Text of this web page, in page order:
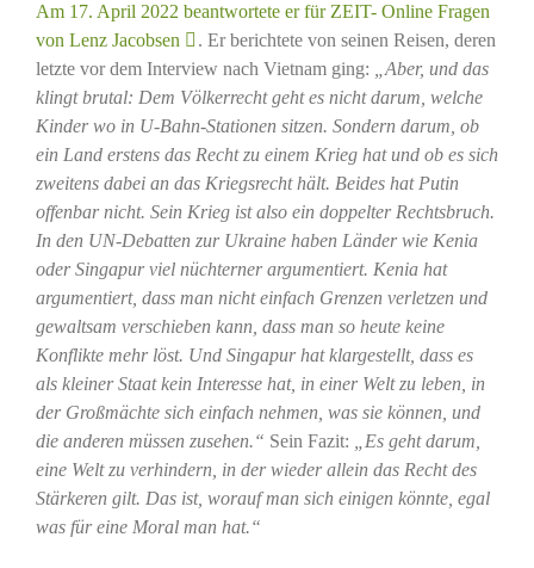
Am 17. April 2022 beantwortete er für ZEIT- Online Fragen
von Lenz Jacobsen
. Er berichtete von seinen Reisen, deren
letzte vor dem Interview nach Vietnam ging: „Aber, und das
klingt brutal: Dem Völkerrecht geht es nicht darum, welche
Kinder wo in U-Bahn-Stationen sitzen. Sondern darum, ob
ein Land erstens das Recht zu einem Krieg hat und ob es sich
zweitens dabei an das Kriegsrecht hält. Beides hat Putin
offenbar nicht. Sein Krieg ist also ein doppelter Rechtsbruch.
In den UN-Debatten zur Ukraine haben Länder wie Kenia
oder Singapur viel nüchterner argumentiert. Kenia hat
argumentiert, dass man nicht einfach Grenzen verletzen und
gewaltsam verschieben kann, dass man so heute keine
Konflikte mehr löst. Und Singapur hat klargestellt, dass es
als kleiner Staat kein Interesse hat, in einer Welt zu leben, in
der Großmächte sich einfach nehmen, was sie können, und
die anderen müssen zusehen.“ Sein Fazit: „Es geht darum,
eine Welt zu verhindern, in der wieder allein das Recht des
Stärkeren gilt. Das ist, worauf man sich einigen könnte, egal
was für eine Moral man hat.“